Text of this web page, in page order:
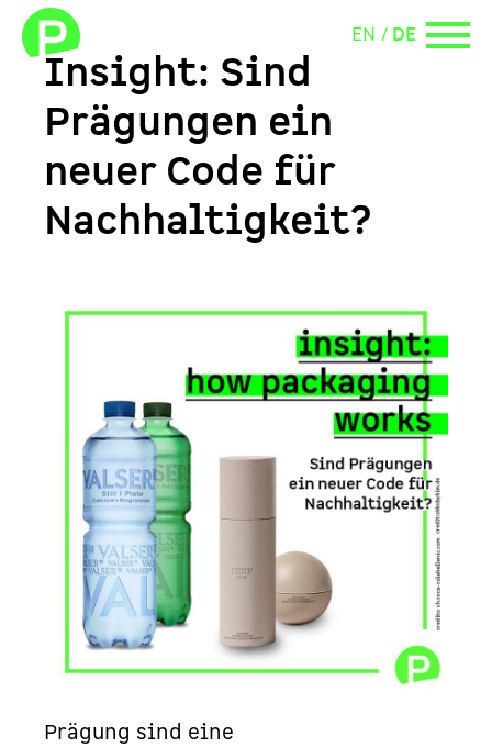
EN DE
Insight: Sind
Prägungen ein
neuer Code für
Nachhaltigkeit?
Prägung sind eine